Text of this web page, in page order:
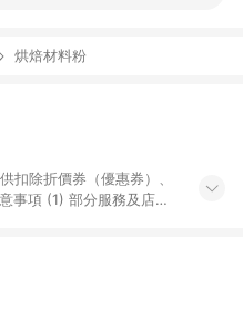
烘焙材料粉
天KOBO電子書，請詳閱